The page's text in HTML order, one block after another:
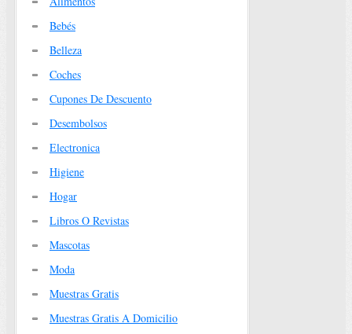
Bebés
Belleza
Coches
Cupones De Descuento
Desembolsos
Electronica
Higiene
Hogar
Libros O Revistas
Mascotas
Moda
Muestras Gratis
Muestras Gratis A Domicilio